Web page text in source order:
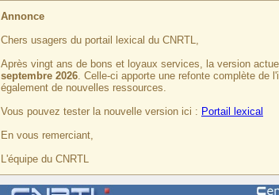
Annonce
Chers usagers du portail lexical du CNRTL,
Après vingt ans de bons et loyaux services, la version
septembre 2026. Celle-ci apporte une refonte complète de
également de nouvelles ressources.
Vous pouvez tester la nouvelle version ici : Portail lexical
En vous remerciant,
L'équipe du CNRTL